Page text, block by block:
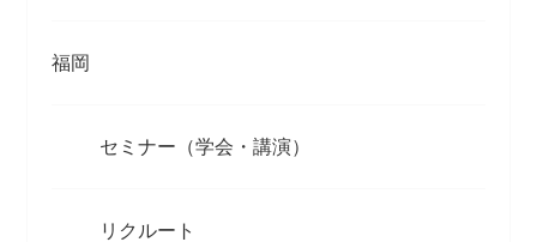
福岡
セミナー（学会・講演）
リクルート